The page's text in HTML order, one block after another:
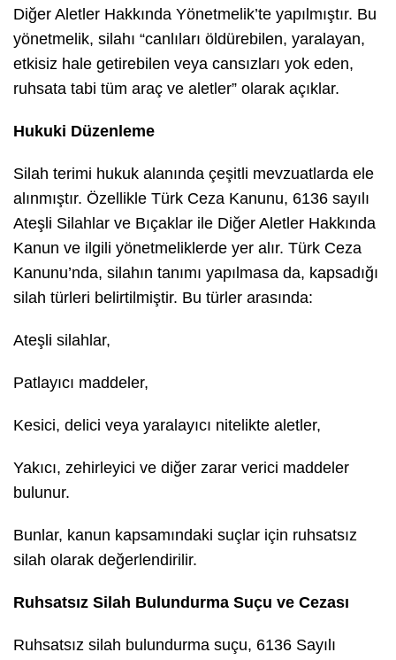
Diğer Aletler Hakkında Yönetmelik’te yapılmıştır. Bu
yönetmelik, silahı “canlıları öldürebilen, yaralayan,
etkisiz hale getirebilen veya cansızları yok eden,
ruhsata tabi tüm araç ve aletler” olarak açıklar.
Hukuki Düzenleme
Silah terimi hukuk alanında çeşitli mevzuatlarda ele
alınmıştır. Özellikle Türk Ceza Kanunu, 6136 sayılı
Ateşli Silahlar ve Bıçaklar ile Diğer Aletler Hakkında
Kanun ve ilgili yönetmeliklerde yer alır. Türk Ceza
Kanunu’nda, silahın tanımı yapılmasa da, kapsadığı
silah türleri belirtilmiştir. Bu türler arasında:
Ateşli silahlar,
Patlayıcı maddeler,
Kesici, delici veya yaralayıcı nitelikte aletler,
Yakıcı, zehirleyici ve diğer zarar verici maddeler
bulunur.
Bunlar, kanun kapsamındaki suçlar için ruhsatsız
silah olarak değerlendirilir.
Ruhsatsız Silah Bulundurma Suçu ve Cezası
Ruhsatsız silah bulundurma suçu, 6136 Sayılı